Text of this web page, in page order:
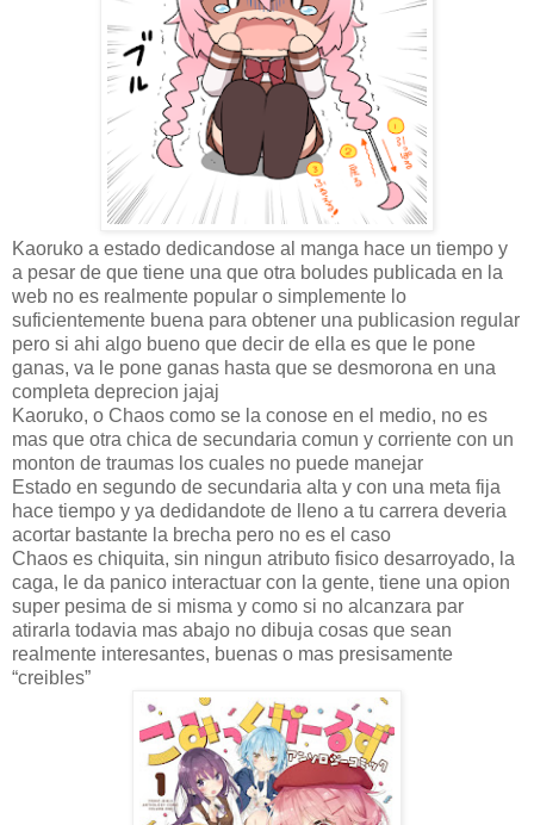
Kaoruko a estado dedicandose al manga hace un tiempo y
a pesar de que tiene una que otra boludes publicada en la
web no es realmente popular o simplemente lo
suficientemente buena para obtener una publicasion regular
pero si ahi algo bueno que decir de ella es que le pone
ganas, va le pone ganas hasta que se desmorona en una
completa deprecion jajaj
Kaoruko, o Chaos como se la conose en el medio, no es
mas que otra chica de secundaria comun y corriente con un
monton de traumas los cuales no puede manejar
Estado en segundo de secundaria alta y con una meta fija
hace tiempo y ya dedidandote de lleno a tu carrera deveria
acortar bastante la brecha pero no es el caso
Chaos es chiquita, sin ningun atributo fisico desarroyado, la
caga, le da panico interactuar con la gente, tiene una opion
super pesima de si misma y como si no alcanzara par
atirarla todavia mas abajo no dibuja cosas que sean
realmente interesantes, buenas o mas presisamente
“creibles”